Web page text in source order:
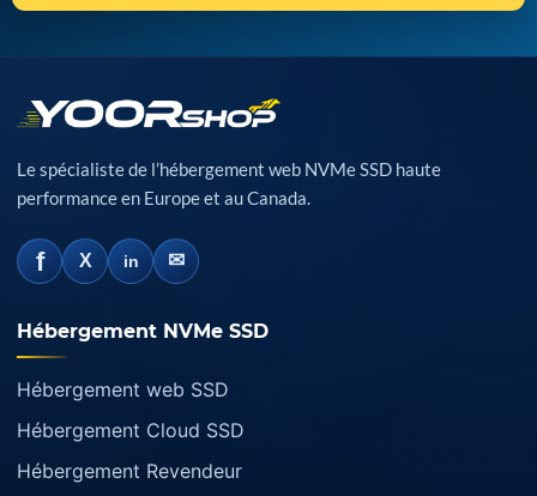
Le spécialiste de l’hébergement web NVMe SSD haute
performance en Europe et au Canada.
f X in ✉
Hébergement NVMe SSD
Hébergement web SSD
Hébergement Cloud SSD
Hébergement Revendeur